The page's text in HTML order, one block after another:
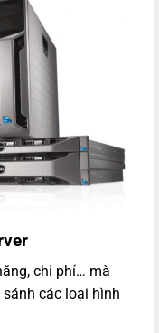
chi phí… mà
các loại hình